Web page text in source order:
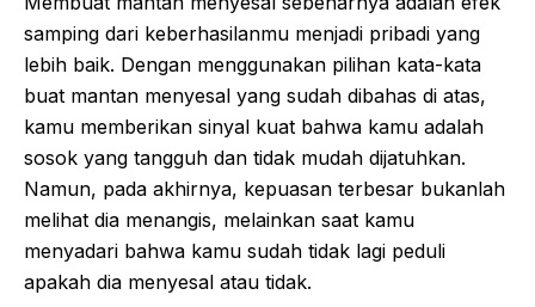
samping dari keberhasilanmu menjadi pribadi yang
lebih baik. Dengan menggunakan pilihan kata-kata
buat mantan menyesal yang sudah dibahas di atas,
kamu memberikan sinyal kuat bahwa kamu adalah
sosok yang tangguh dan tidak mudah dijatuhkan.
Namun, pada akhirnya, kepuasan terbesar bukanlah
melihat dia menangis, melainkan saat kamu
menyadari bahwa kamu sudah tidak lagi peduli
apakah dia menyesal atau tidak.